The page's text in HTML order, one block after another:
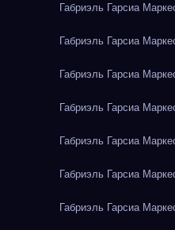
Габриэль Гарсиа
Габриэль Гарсиа
Габриэль Гарсиа
Габриэль Гарсиа
Габриэль Гарсиа
Габриэль Гарсиа
Габриэль Гарсиа